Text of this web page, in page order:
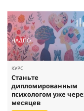
НАДПО
КУРС
Станьте
дипломированным
психологом уже через 6
месяцев